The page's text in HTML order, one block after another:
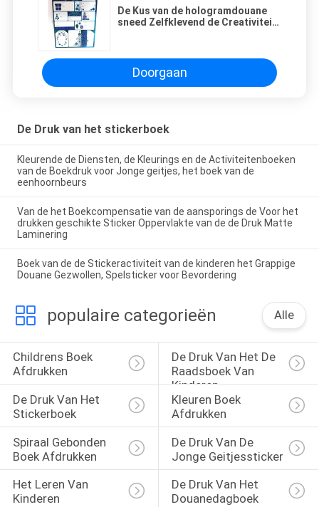
De Kus van de hologramdouane
sneed Zelfklevend de Creativiteit
Doorgaan
De Druk van het stickerboek
Kleurende de Diensten, de Kleurings en de Activiteitenboeken
van de Boekdruk voor Jonge geitjes, het boek van de
eenhoornbeurs
Van de het Boekcompensatie van de aansporings de Voor het
drukken geschikte Sticker Oppervlakte van de de Druk Matte
Laminering
Boek van de de Stickeractiviteit van de kinderen het Grappige
Douane Gezwollen, Spelsticker voor Bevordering
populaire categorieën Alle
Childrens Boek
Afdrukken
De Druk Van Het De
Raadsboek Van
Kinderen
De Druk Van Het
Stickerboek
Kleuren Boek
Afdrukken
Spiraal Gebonden
Boek Afdrukken
De Druk Van De
Jonge Geitjessticker
Het Leren Van
Kinderen
De Druk Van Het
Douanedagboek